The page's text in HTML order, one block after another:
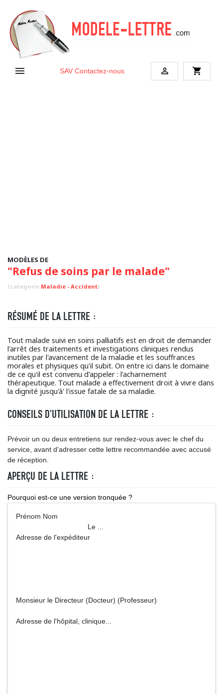
 SAV Contactez-nous  shopping_cart
MODÈLES DE
"Refus de soins par le malade"
(categorie Maladie - Accident)
RÉSUMÉ DE LA LETTRE :
Tout malade suivi en soins palliatifs est en droit de demander
l'arrêt des traitements et investigations cliniques rendus
inutiles par l'avancement de la maladie et les souffrances
morales et physiques qu'il subit. On entre ici dans le domaine
de ce qu'il est convenu d'appeler : l'acharnement
thérapeutique. Tout malade a effectivement droit à vivre dans
la dignité jusqu'à' l'issue fatale de sa maladie.
CONSEILS D'UTILISATION DE LA LETTRE :
Prévoir un ou deux entretiens sur rendez-vous avec le chef du
service, avant d’adresser cette lettre recommandée avec accusé
de réception.
APERÇU DE LA LETTRE :
Pourquoi est-ce une version tronquée ?
Prénom Nom
Le ...
Adresse de l'expéditeur
Monsieur le Directeur (Docteur) (Professeur)
Adresse de l'hôpital, clinique...